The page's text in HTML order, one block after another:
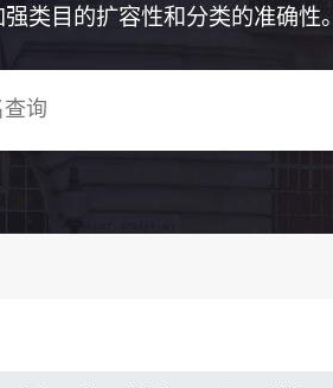
类目的扩容性和分类的准确性。